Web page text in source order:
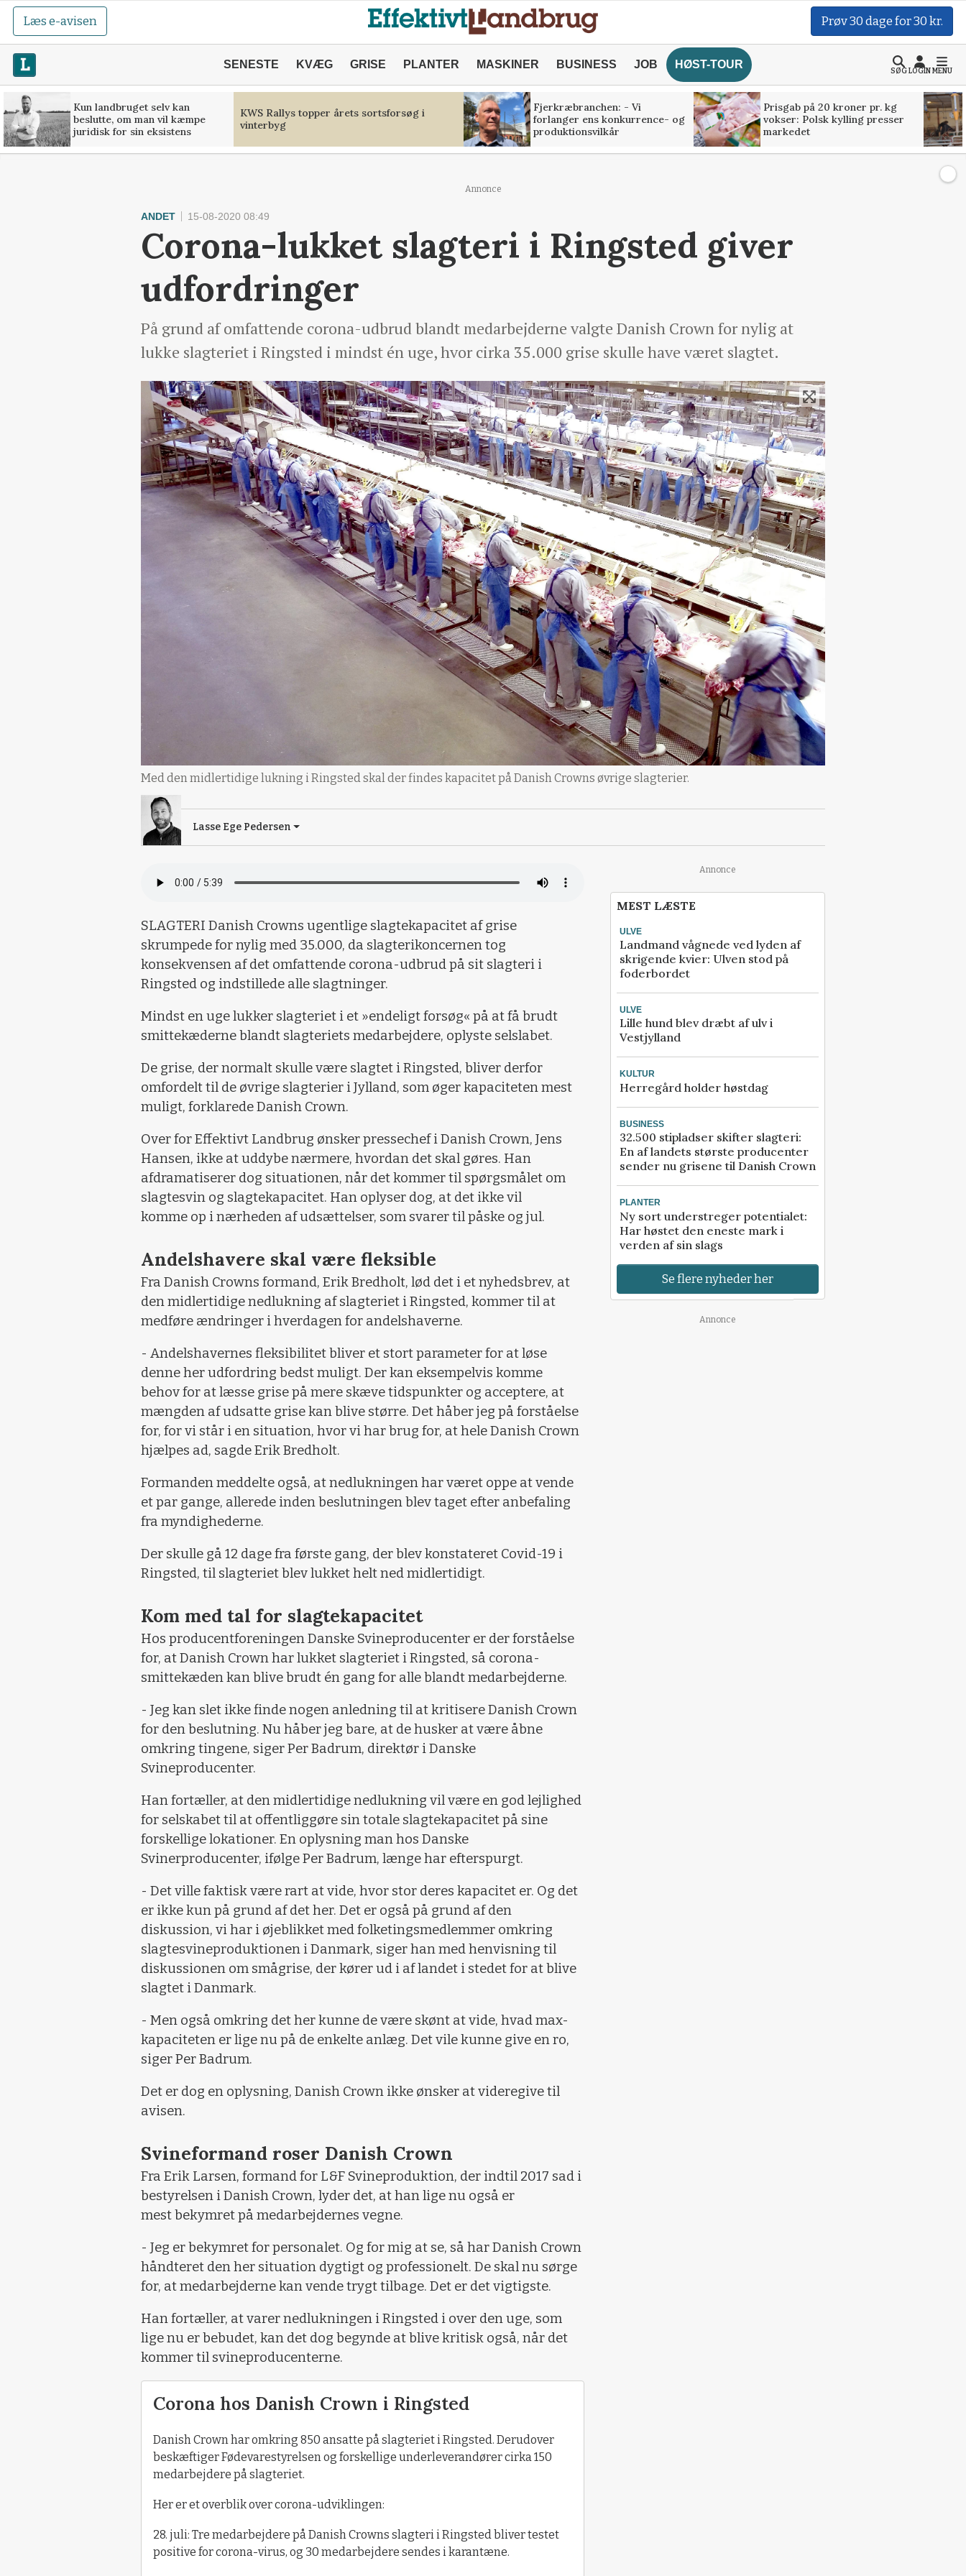
Læs e-avisen Prøv 30 dage for 30 kr.
SENESTE KVÆG GRISE PLANTER MASKINER BUSINESS JOB HØST-TOUR
SØGLOGINMENU
Kun landbruget selv kan
beslutte, om man vil kæmpe
juridisk for sin eksistens
KWS Rallys topper årets sortsforsøg i
vinterbyg
Fjerkræbranchen: - Vi
forlanger ens konkurrence- og
produktionsvilkår
Prisgab på 20 kroner pr. kg
vokser: Polsk kylling presser
markedet
Annonce
ANDET 15-08-2020 08:49
Corona-lukket slagteri i Ringsted giver
udfordringer
På grund af omfattende corona-udbrud blandt medarbejderne valgte Danish Crown for nylig at
lukke slagteriet i Ringsted i mindst én uge, hvor cirka 35.000 grise skulle have været slagtet.
Med den midlertidige lukning i Ringsted skal der findes kapacitet på Danish Crowns øvrige slagterier.
Lasse Ege Pedersen
SLAGTERI Danish Crowns ugentlige slagtekapacitet af grise
skrumpede for nylig med 35.000, da slagterikoncernen tog
konsekvensen af det omfattende corona-udbrud på sit slagteri i
Ringsted og indstillede alle slagtninger.
Mindst en uge lukker slagteriet i et »endeligt forsøg« på at få brudt
smittekæderne blandt slagteriets medarbejdere, oplyste selslabet.
De grise, der normalt skulle være slagtet i Ringsted, bliver derfor
omfordelt til de øvrige slagterier i Jylland, som øger kapaciteten mest
muligt, forklarede Danish Crown.
Over for Effektivt Landbrug ønsker pressechef i Danish Crown, Jens
Hansen, ikke at uddybe nærmere, hvordan det skal gøres. Han
afdramatiserer dog situationen, når det kommer til spørgsmålet om
slagtesvin og slagtekapacitet. Han oplyser dog, at det ikke vil
komme op i nærheden af udsættelser, som svarer til påske og jul.
Andelshavere skal være fleksible
Fra Danish Crowns formand, Erik Bredholt, lød det i et nyhedsbrev, at
den midlertidige nedlukning af slagteriet i Ringsted, kommer til at
medføre ændringer i hverdagen for andelshaverne.
- Andelshavernes fleksibilitet bliver et stort parameter for at løse
denne her udfordring bedst muligt. Der kan eksempelvis komme
behov for at læsse grise på mere skæve tidspunkter og acceptere, at
mængden af udsatte grise kan blive større. Det håber jeg på forståelse
for, for vi står i en situation, hvor vi har brug for, at hele Danish Crown
hjælpes ad, sagde Erik Bredholt.
Formanden meddelte også, at nedlukningen har været oppe at vende
et par gange, allerede inden beslutningen blev taget efter anbefaling
fra myndighederne.
Der skulle gå 12 dage fra første gang, der blev konstateret Covid-19 i
Ringsted, til slagteriet blev lukket helt ned midlertidigt.
Kom med tal for slagtekapacitet
Hos producentforeningen Danske Svineproducenter er der forståelse
for, at Danish Crown har lukket slagteriet i Ringsted, så corona-
smittekæden kan blive brudt én gang for alle blandt medarbejderne.
- Jeg kan slet ikke finde nogen anledning til at kritisere Danish Crown
for den beslutning. Nu håber jeg bare, at de husker at være åbne
omkring tingene, siger Per Badrum, direktør i Danske
Svineproducenter.
Han fortæller, at den midlertidige nedlukning vil være en god lejlighed
for selskabet til at offentliggøre sin totale slagtekapacitet på sine
forskellige lokationer. En oplysning man hos Danske
Svinerproducenter, ifølge Per Badrum, længe har efterspurgt.
- Det ville faktisk være rart at vide, hvor stor deres kapacitet er. Og det
er ikke kun på grund af det her. Det er også på grund af den
diskussion, vi har i øjeblikket med folketingsmedlemmer omkring
slagtesvineproduktionen i Danmark, siger han med henvisning til
diskussionen om smågrise, der kører ud i af landet i stedet for at blive
slagtet i Danmark.
- Men også omkring det her kunne de være skønt at vide, hvad max-
kapaciteten er lige nu på de enkelte anlæg. Det vile kunne give en ro,
siger Per Badrum.
Det er dog en oplysning, Danish Crown ikke ønsker at videregive til
avisen.
Svineformand roser Danish Crown
Fra Erik Larsen, formand for L&F Svineproduktion, der indtil 2017 sad i
bestyrelsen i Danish Crown, lyder det, at han lige nu også er
mest bekymret på medarbejdernes vegne.
- Jeg er bekymret for personalet. Og for mig at se, så har Danish Crown
håndteret den her situation dygtigt og professionelt. De skal nu sørge
for, at medarbejderne kan vende trygt tilbage. Det er det vigtigste.
Han fortæller, at varer nedlukningen i Ringsted i over den uge, som
lige nu er bebudet, kan det dog begynde at blive kritisk også, når det
kommer til svineproducenterne.
Corona hos Danish Crown​ i Ringsted
Danish Crown har omkring 850 ansatte på slagteriet i Ringsted. Derudover
beskæftiger Fødevarestyrelsen og forskellige underleverandører cirka 150
medarbejdere på slagteriet.
Her er et overblik over corona-udviklingen:
28. juli: Tre medarbejdere på Danish Crowns slagteri i Ringsted bliver testet
positive for corona-virus, og 30 medarbejdere sendes i karantæne.
Annonce
MEST LÆSTE
ULVE
Landmand vågnede ved lyden af
skrigende kvier: Ulven stod på
foderbordet
ULVE
Lille hund blev dræbt af ulv i
Vestjylland
KULTUR
Herregård holder høstdag
BUSINESS
32.500 stipladser skifter slagteri:
En af landets største producenter
sender nu grisene til Danish Crown
PLANTER
Ny sort understreger potentialet:
Har høstet den eneste mark i
verden af sin slags
Se flere nyheder her
Annonce